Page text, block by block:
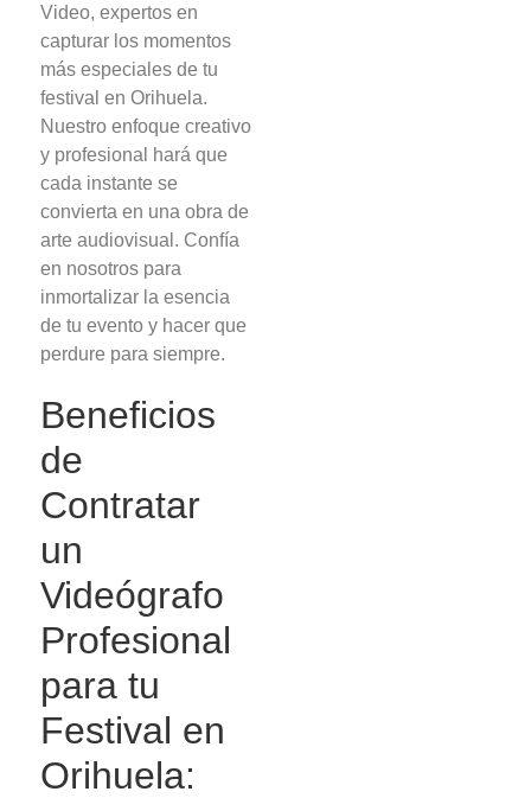
Video, expertos en
capturar los momentos
más especiales de tu
festival en Orihuela.
Nuestro enfoque creativo
y profesional hará que
cada instante se
convierta en una obra de
arte audiovisual. Confía
en nosotros para
inmortalizar la esencia
de tu evento y hacer que
perdure para siempre.
Beneficios
de
Contratar
un
Videógrafo
Profesional
para tu
Festival en
Orihuela: